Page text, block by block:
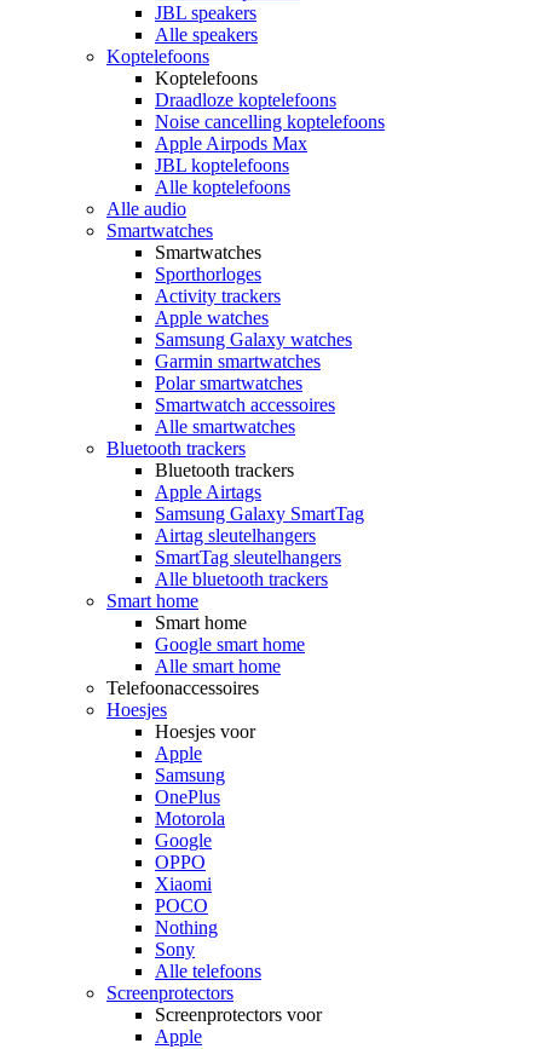
JBL speakers
Alle speakers
Koptelefoons
Koptelefoons
Draadloze koptelefoons
Noise cancelling koptelefoons
Apple Airpods Max
JBL koptelefoons
Alle koptelefoons
Alle audio
Smartwatches
Smartwatches
Sporthorloges
Activity trackers
Apple watches
Samsung Galaxy watches
Garmin smartwatches
Polar smartwatches
Smartwatch accessoires
Alle smartwatches
Bluetooth trackers
Bluetooth trackers
Apple Airtags
Samsung Galaxy SmartTag
Airtag sleutelhangers
SmartTag sleutelhangers
Alle bluetooth trackers
Smart home
Smart home
Google smart home
Alle smart home
Telefoonaccessoires
Hoesjes
Hoesjes voor
Apple
Samsung
OnePlus
Motorola
Google
OPPO
Xiaomi
POCO
Nothing
Sony
Alle telefoons
Screenprotectors
Screenprotectors voor
Apple